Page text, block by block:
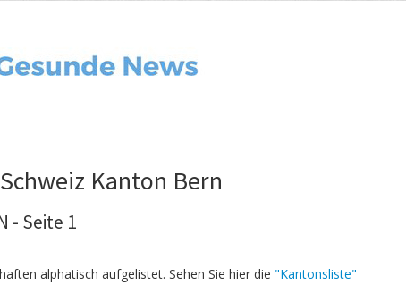
Kanton Bern
- Seite 1
alphatisch aufgelistet. Sehen Sie hier die "Kantonsliste"